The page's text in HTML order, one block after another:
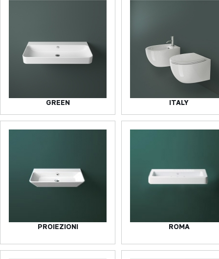
GREEN ITALY
PROIEZIONI ROMA